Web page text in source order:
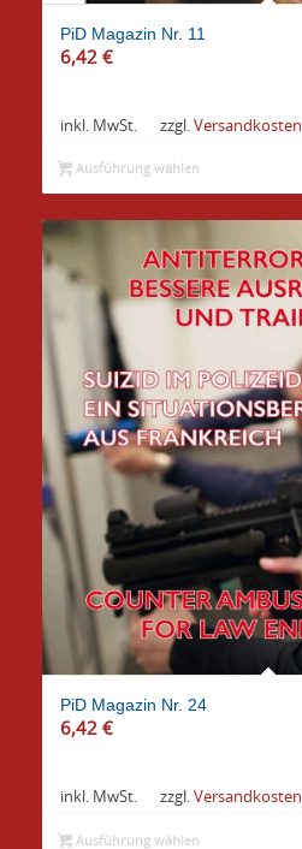
PiD Magazin Nr. 11
6,42 €
inkl. MwSt. zzgl. Versandkosten
Ausführung wählen
PiD Magazin Nr. 24
6,42 €
inkl. MwSt. zzgl. Versandkosten
Ausführung wählen